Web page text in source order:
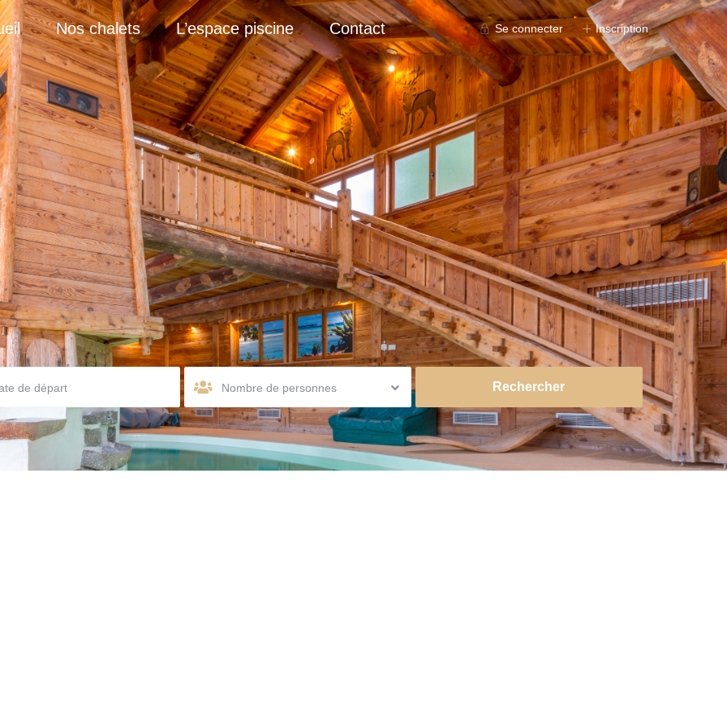
Se connecter Inscription
Nos chalets L’espace piscine Contact
Nombre de personnes